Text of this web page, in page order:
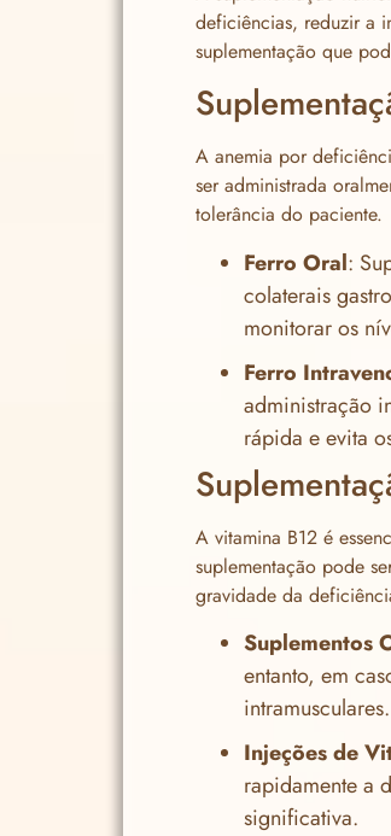
deficiências, reduzir a
suplementação que
A anemia por
ser administrada
tolerância do paciente.
Ferro Oral:
colaterais
monitorar os
Ferro
administração
rápida e evita
A vitamina B12 é
suplementação pode
gravidade da
Suplementos
entanto, em
intramusculares.
Injeções de
rapidamente a
significativa.